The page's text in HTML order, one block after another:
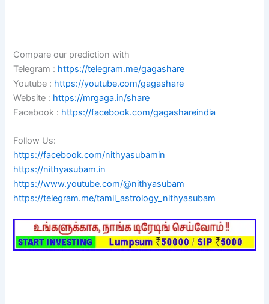
Compare our prediction with
Telegram : https://telegram.me/gagashare
Youtube : https://youtube.com/gagashare
Website : https://mrgaga.in/share
Facebook : https://facebook.com/gagashareindia
Follow Us:
https://facebook.com/nithyasubamin
https://nithyasubam.in
https://www.youtube.com/@nithyasubam
https://telegram.me/tamil_astrology_nithyasubam